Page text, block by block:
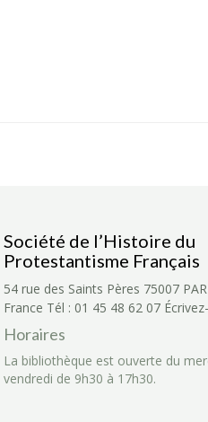
Société de l’Histoire du
Protestantisme Français
54 rue des Saints Pères 75007
France Tél : 01 45 48 62 07
Horaires
La bibliothèque est ouverte du
vendredi de 9h30 à 17h30.